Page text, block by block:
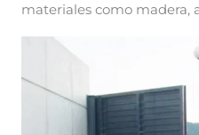
materiales como madera,